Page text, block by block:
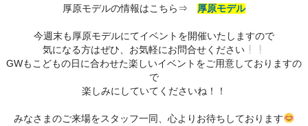
厚原モデルの情報はこちら⇒ 厚原モデル
今週末も厚原モデルにてイベントを開催いたしますので
気になる方はぜひ、お気軽にお問合せください
GWもこどもの日に合わせた楽しいイベントをご用意しておりますの
で
楽しみにしていてくださいね！！
みなさまのご来場をスタッフ一同、心よりお待ちしております